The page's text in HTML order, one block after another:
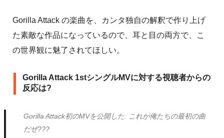
Gorilla Attack の楽曲を、カンタ独自の解釈で作り上げ
た素敵な作品になっているので、耳と目の両方で、こ
の世界観に魅了されてほしい。
Gorilla Attack 1stシングルMVに対する視聴者からの
反応は?
Gorilla Attack初のMVを公開した. これが俺たちの最初の曲
だぜ???